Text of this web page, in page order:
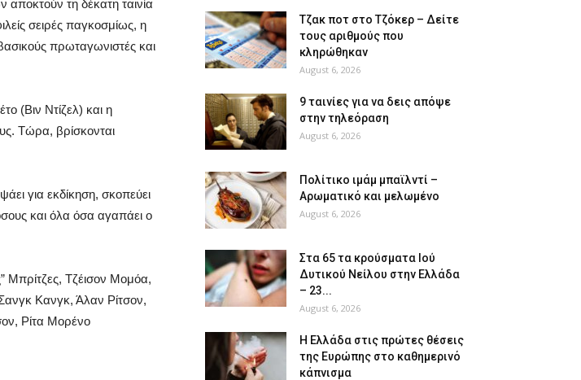
τη δέκατη ταινία
σειρές παγκοσμίως, η
βασικούς πρωταγωνιστές και
(Βιν Ντίζελ) και η
Τώρα, βρίσκονται
για εκδίκηση, σκοπεύει
και όλα όσα αγαπάει ο
Μπρίτζες, Τζέισον Μομόα,
Κανγκ, Άλαν Ρίτσον,
Ρίτα Μορένο
Tζακ ποτ στο Τζόκερ – Δείτε
τους αριθμούς που
κληρώθηκαν
August 6, 2026
9 ταινίες για να δεις απόψε
στην τηλεόραση
August 6, 2026
Πολίτικο ιμάμ μπαϊλντί –
Αρωματικό και μελωμένο
August 6, 2026
Στα 65 τα κρούσματα Ιού
Δυτικού Νείλου στην Ελλάδα
– 23...
August 6, 2026
Η Ελλάδα στις πρώτες θέσεις
της Ευρώπης στο καθημερινό
κάπνισμα